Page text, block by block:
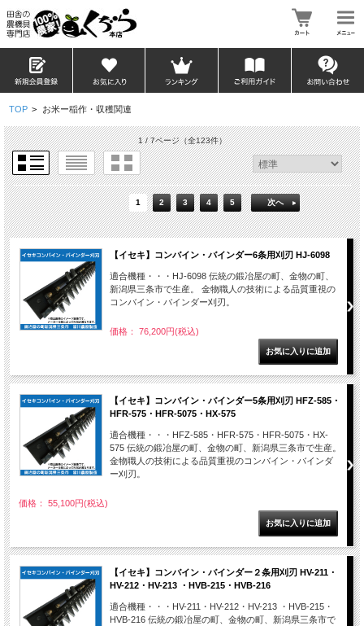
TOP > お米ー稲作・収穫関連
1 / 7ページ（全123件）
1 2 3 4 5 次へ
【イセキ】コンバイン・バインダー6条用刈刃 HJ-6098
適合機種・・・HJ-6098 伝統の鍛冶屋の町、金物の町、
新潟県三条市で生産。 金物職人の技術による品質重視の
コンバイン・バインダー刈刃。
価格： 76,200円(税込)
【イセキ】コンバイン・バインダー5条用刈刃 HFZ-585・
HFR-575・HFR-5075・HX-575
適合機種・・・HFZ-585・HFR-575・HFR-5075・HX-
575 伝統の鍛冶屋の町、金物の町、新潟県三条市で生産。
金物職人の技術による品質重視のコンバイン・バインダ
ー刈刃。
価格： 55,100円(税込)
【イセキ】コンバイン・バインダー２条用刈刃 HV-211・
HV-212・HV-213 ・HVB-215・HVB-216
適合機種・・・HV-211・HV-212・HV-213 ・HVB-215・
HVB-216 伝統の鍛冶屋の町、金物の町、新潟県三条市で